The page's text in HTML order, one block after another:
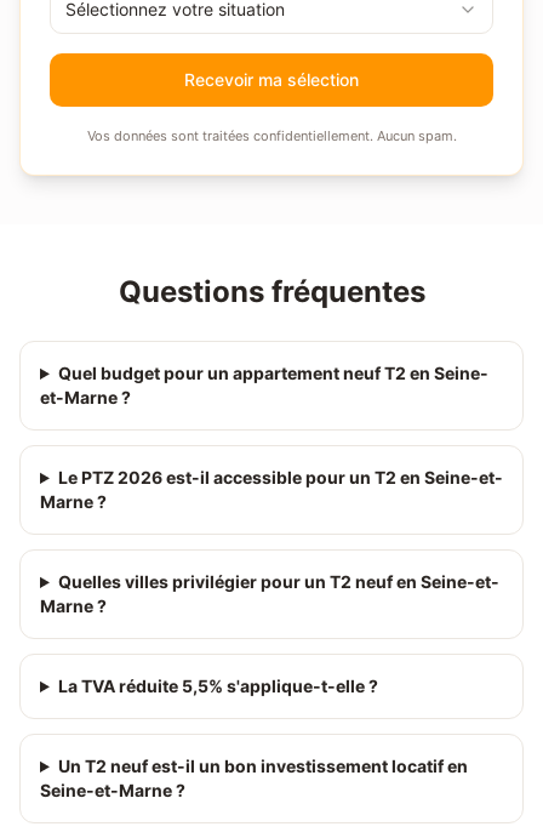
Sélectionnez votre situation
Recevoir ma sélection
Vos données sont traitées confidentiellement. Aucun spam.
Questions fréquentes
Quel budget pour un appartement neuf T2 en Seine-
et-Marne ?
Le PTZ 2026 est-il accessible pour un T2 en Seine-et-
Marne ?
Quelles villes privilégier pour un T2 neuf en Seine-et-
Marne ?
La TVA réduite 5,5% s'applique-t-elle ?
Un T2 neuf est-il un bon investissement locatif en
Seine-et-Marne ?